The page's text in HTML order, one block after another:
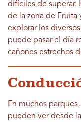
difíciles de superar.
de la zona de Fruita
explorar los
puede pasar el día
cañones estrechos
En muchos
pueden ver desde